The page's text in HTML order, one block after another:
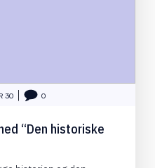
30 0
“Den historiske